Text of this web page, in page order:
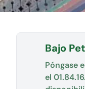
Bajo
Póngase
el